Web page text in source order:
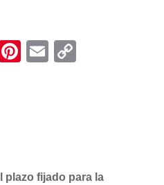
Pinterest
EmailCopy
plazo fijado para la